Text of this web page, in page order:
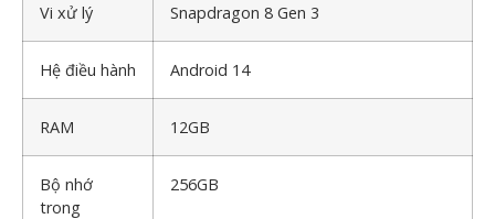
Vi xử lý Snapdragon 8 Gen 3
Hệ điều hành Android 14
RAM 12GB
Bộ nhớ
trong
256GB